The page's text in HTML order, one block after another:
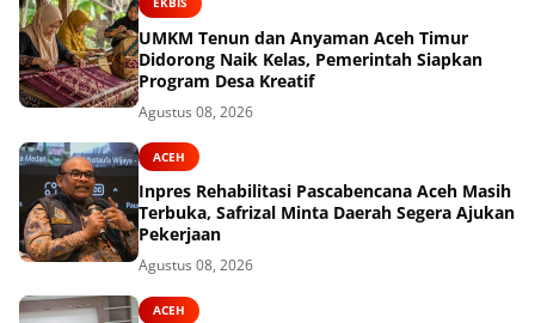
UMKM Tenun dan Anyaman Aceh Timur
Didorong Naik Kelas, Pemerintah Siapkan
Program Desa Kreatif
Agustus 08, 2026
ACEH
Inpres Rehabilitasi Pascabencana Aceh Masih
Terbuka, Safrizal Minta Daerah Segera Ajukan
Pekerjaan
Agustus 08, 2026
ACEH